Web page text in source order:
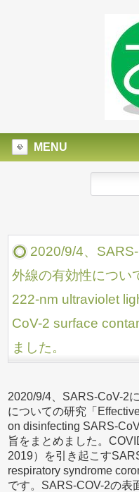
MENU
2020/9/4、
外線の有効性につい
222-nm ultraviolet
CoV-2 surface
ました。
2020/9/4、SARS-CoV-2
についての研究「
on disinfecting SARS-
旨をまとめました。
2019）を引き起こす
respiratory syndrome
です。SARS-COV-2の表